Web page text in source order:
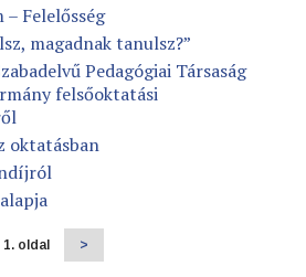
Felelősség
magadnak tanulsz?”
Pedagógiai Társaság
felsőoktatási
oktatásban
1. oldal
Következő
>